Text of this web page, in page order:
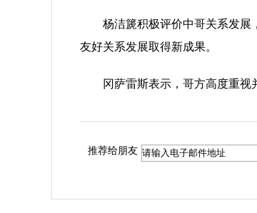
杨洁篪积极评价中哥关系发展，
友好关系发展取得新成果。
冈萨雷斯表示，哥方高度重视并
推荐给朋友